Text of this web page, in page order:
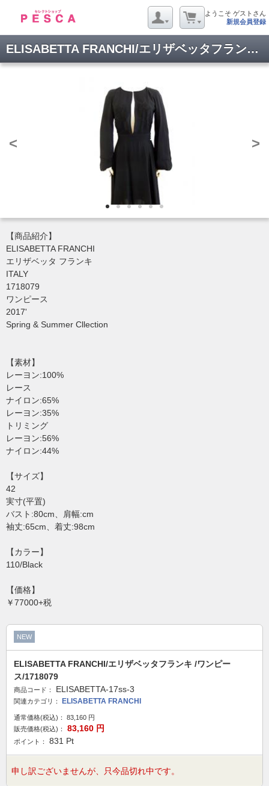
ようこそ ゲストさん
新規会員登録
ELISABETTA FRANCHI/エリザベッタフランキ /ワンピース/1718079
< >
【商品紹介】
ELISABETTA FRANCHI
エリザベッタ フランキ
ITALY
1718079
ワンピース
2017'
Spring & Summer Cllection
【素材】
レーヨン:100%
レース
ナイロン:65%
レーヨン:35%
トリミング
レーヨン:56%
ナイロン:44%
【サイズ】
42
実寸(平置)
バスト:80cm、肩幅:cm
袖丈:65cm、着丈:98cm
【カラー】
110/Black
【価格】
￥77000+税
NEW
ELISABETTA FRANCHI/エリザベッタフランキ /ワンピー
ス/1718079
商品コード： ELISABETTA-17ss-3
関連カテゴリ： ELISABETTA FRANCHI
通常価格(税込)： 83,160 円
販売価格(税込)：
83,160 円
ポイント： 831 Pt
申し訳ございませんが、只今品切れ中です。